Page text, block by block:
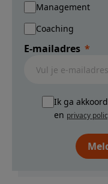
Management
Coaching
E-mailadres
Ik ga
en privacy